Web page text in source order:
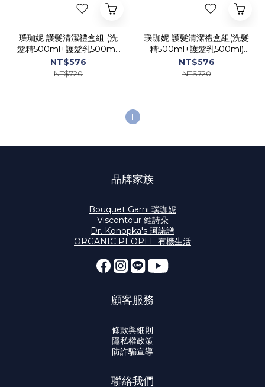
璞珈妮 護髮清潔禮盒組 (洗
髮精500ml+護髮乳500ml)
【寶寶香】-Bouquet Garni
NT$576
NT$720
璞珈妮 護髮清潔禮盒組(洗髮
精500ml+護髮乳500ml)
【白麝香】-Bouquet Garni
NT$576
NT$720
1
品牌家族
Bouquet Garni 璞珈妮
Viscontour 維詩朵
Dr. Konopka's 珂諾譜
ORGANIC PEOPLE 有機生活
顧客服務
條款與細則
隱私權政策
防詐騙宣導
聯絡我們